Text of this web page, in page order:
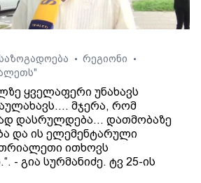
• რეგიონი •
ყველაფერი უნახავს
მჯერა, რომ
დასრულდება... დათმობაზე
და ის ელემენტარული
ითხოვს
- გია სურმანიძე. ტვ 25-ის